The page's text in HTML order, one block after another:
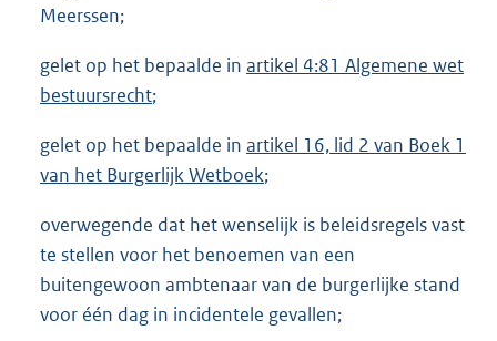
Meerssen;
gelet op het bepaalde in artikel 4:81 Algemene wet
bestuursrecht;
gelet op het bepaalde in artikel 16, lid 2 van Boek 1
van het Burgerlijk Wetboek;
overwegende dat het wenselijk is beleidsregels vast
te stellen voor het benoemen van een
buitengewoon ambtenaar van de burgerlijke stand
voor één dag in incidentele gevallen;